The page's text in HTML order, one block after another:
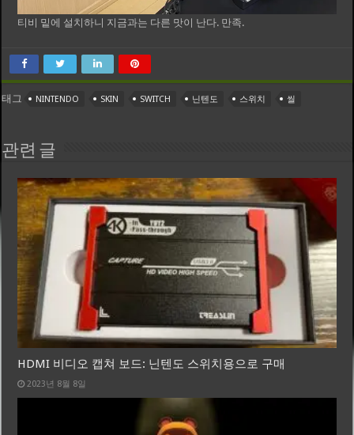
티비 밑에 설치하니 지금과는 다른 맛이 난다. 만족.
태그 NINTENDO SKIN SWITCH 닌텐도 스위치 씰
관련 글
HDMI 비디오 캡쳐 보드: 닌텐도 스위치용으로 구매
2023년 8월 8일